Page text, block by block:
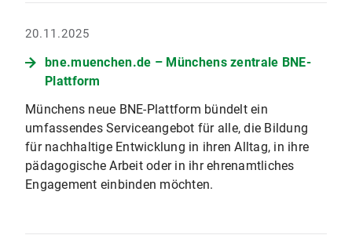
20.11.2025
bne.muenchen.de – Münchens zentrale BNE-
Plattform
Münchens neue BNE-Plattform bündelt ein
umfassendes Serviceangebot für alle, die Bildung
für nachhaltige Entwicklung in ihren Alltag, in ihre
pädagogische Arbeit oder in ihr ehrenamtliches
Engagement einbinden möchten.